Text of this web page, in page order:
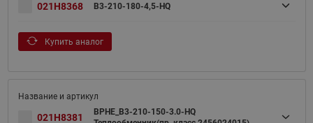
021H8368 B3-210-180-4,5-HQ
Купить аналог
021H8381
BPHE_B3-210-150-3.0-HQ